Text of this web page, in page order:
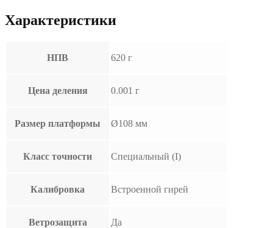
Характеристики
НПВ 620 г
Цена деления 0.001 г
Размер платформы Ø108 мм
Класс точности Специальный (I)
Калибровка Встроенной гирей
Ветрозащита Да